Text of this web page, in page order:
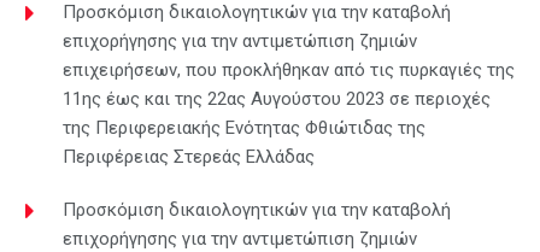
Προσκόμιση δικαιολογητικών για την καταβολή
επιχορήγησης για την αντιμετώπιση ζημιών
επιχειρήσεων, που προκλήθηκαν από τις πυρκαγιές της
11ης έως και της 22ας Αυγούστου 2023 σε περιοχές
της Περιφερειακής Ενότητας Φθιώτιδας της
Περιφέρειας Στερεάς Ελλάδας
Προσκόμιση δικαιολογητικών για την καταβολή
επιχορήγησης για την αντιμετώπιση ζημιών